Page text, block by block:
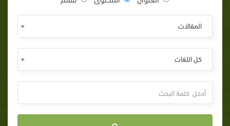
المقالات
كل اللغات